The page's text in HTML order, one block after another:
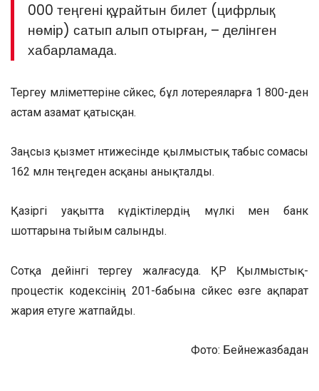
000 теңгені құрайтын билет (цифрлық
нөмір) сатып алып отырған, – делінген
хабарламада.
Тергеу мәліметтеріне сәйкес, бұл лотереяларға 1 800-ден
астам азамат қатысқан.
Заңсыз қызмет нәтижесінде қылмыстық табыс сомасы
162 млн теңгеден асқаны анықталды.
Қазіргі уақытта күдіктілердің мүлкі мен банк
шоттарына тыйым салынды.
Сотқа дейінгі тергеу жалғасуда. ҚР Қылмыстық-
процестік кодексінің 201-бабына сәйкес өзге ақпарат
жария етуге жатпайды.
Фото: Бейнежазбадан